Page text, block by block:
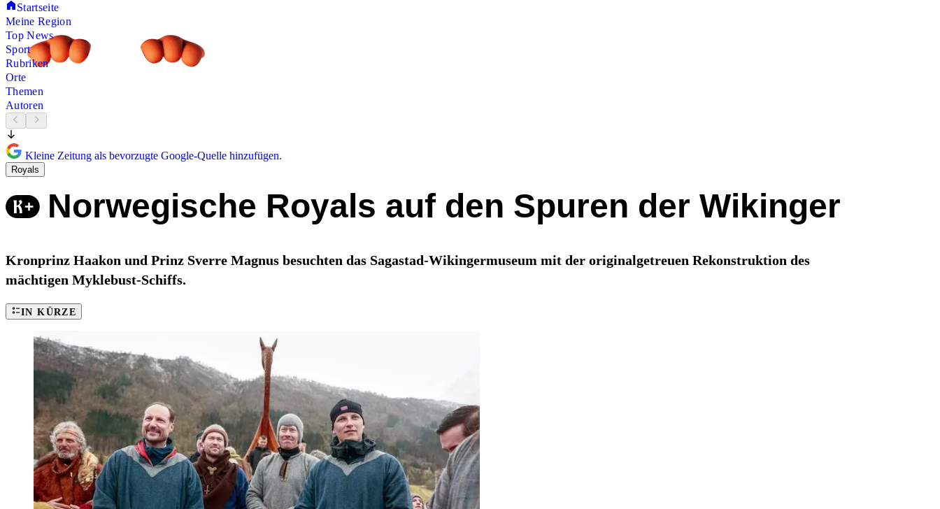
Startseite
Meine Region
Top News
Sport
Rubriken
Orte
Themen
Autoren
Kleine Zeitung als bevorzugte Google-Quelle hinzufügen.
Royals
Norwegische Royals auf den Spuren der Wikinger
Kronprinz Haakon und Prinz Sverre Magnus besuchten das Sagastad-Wikingermuseum mit der originalgetreuen Rekonstruktion des
mächtigen Myklebust-Schiffs.
IN KÜRZE